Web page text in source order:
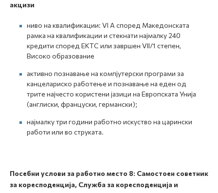
акцизи
ниво на квалификации: VI А според Македонската
рамка на квалификации и стекнати најмалку 240
кредити според ЕКТС или завршен VII/1 степен,
Високо образование
активно познавање на компјутерски програми за
канцелариско работење и познавање на еден од
трите најчесто користени јазици на Европската Унија
(англиски, француски, германски);
најмалку три години работно искуство на царински
работи или во струката.
Посебни услови за работно место 8: Самостоен советник
за коресподенција, Служба за коресподенција и